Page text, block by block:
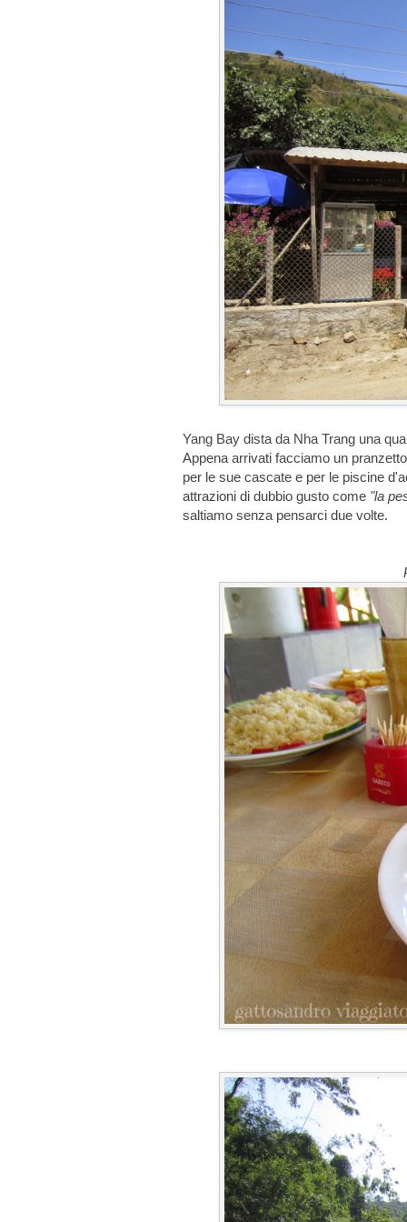
Yang Bay dista da Nha Trang una
Appena arrivati facciamo un
per le sue cascate e per le piscine
attrazioni di dubbio gusto come "la
saltiamo senza pensarci due volte.